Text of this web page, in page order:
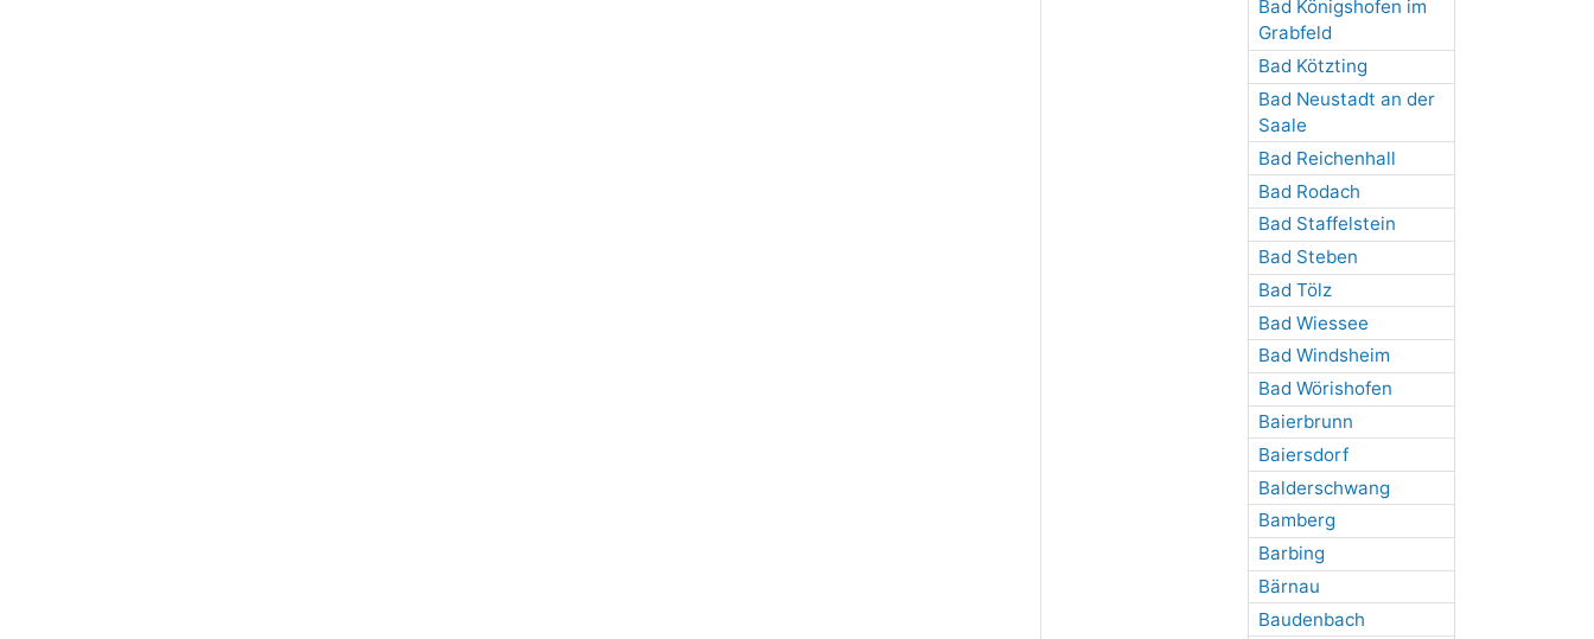
Bad Königshofen im
Grabfeld
Bad Kötzting
Bad Neustadt an der
Saale
Bad Reichenhall
Bad Rodach
Bad Staffelstein
Bad Steben
Bad Tölz
Bad Wiessee
Bad Windsheim
Bad Wörishofen
Baierbrunn
Baiersdorf
Balderschwang
Bamberg
Barbing
Bärnau
Baudenbach